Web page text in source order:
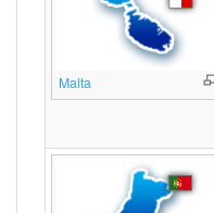
Malta